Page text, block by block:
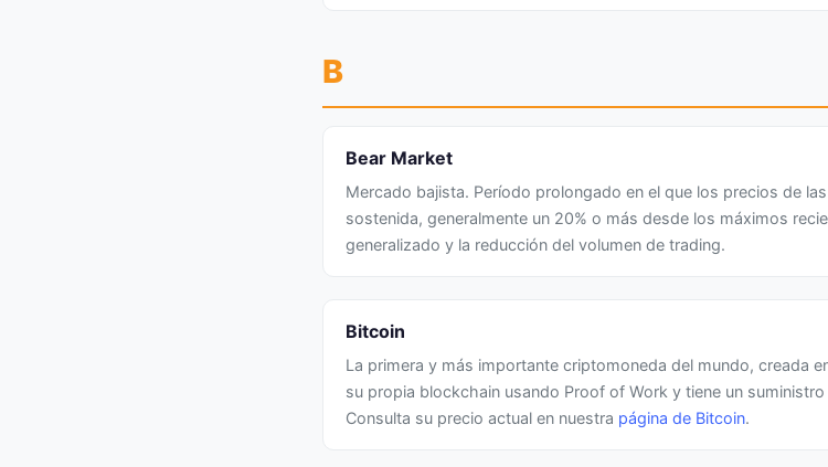
B
Bear Market
Mercado bajista. Período prolongado en el que los precios de
sostenida, generalmente un 20% o más desde los máximos
generalizado y la reducción del volumen de trading.
Bitcoin
La primera y más importante criptomoneda del mundo, creada
su propia blockchain usando Proof of Work y tiene un
Consulta su precio actual en nuestra página de Bitcoin.